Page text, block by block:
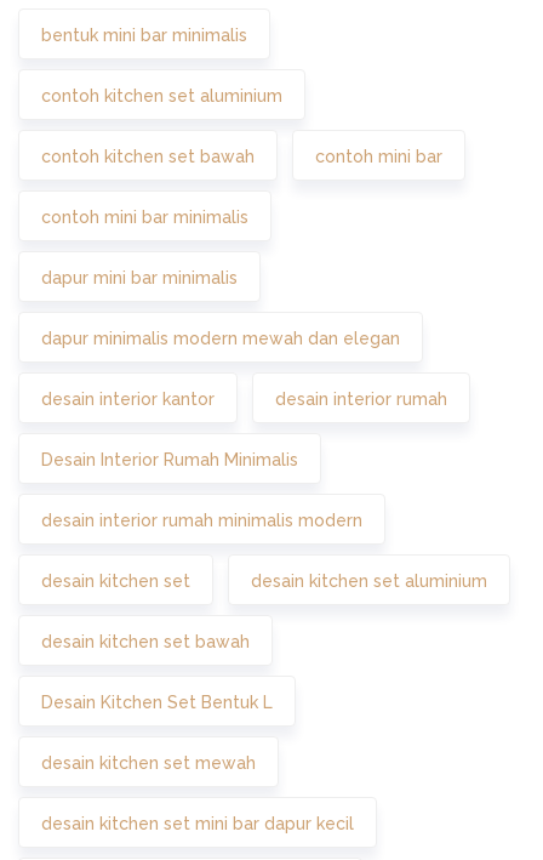
bentuk mini bar minimalis
contoh kitchen set aluminium
contoh kitchen set bawah contoh mini bar
contoh mini bar minimalis
dapur mini bar minimalis
dapur minimalis modern mewah dan elegan
desain interior kantor desain interior rumah
Desain Interior Rumah Minimalis
desain interior rumah minimalis modern
desain kitchen set desain kitchen set aluminium
desain kitchen set bawah
Desain Kitchen Set Bentuk L
desain kitchen set mewah
desain kitchen set mini bar dapur kecil